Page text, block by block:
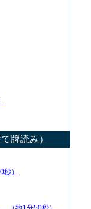
牌読み）
秒）